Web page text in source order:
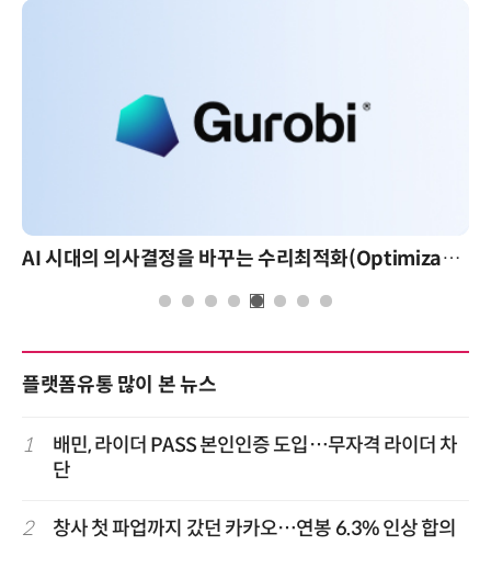
AI 시대의 의사결정을 바꾸는 수리최적화(Optimization): 실제 산업 적용 사례와 활용 전략
플랫폼유통 많이 본 뉴스
1
배민, 라이더 PASS 본인인증 도입…무자격 라이더 차
단
2 창사 첫 파업까지 갔던 카카오…연봉 6.3% 인상 합의